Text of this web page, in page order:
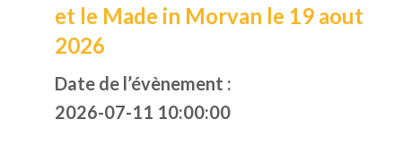
et le Made in Morvan le 19 aout
2026
Date de l’évènement :
2026-07-11 10:00:00